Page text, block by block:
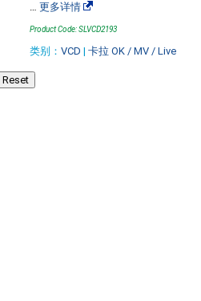
… 更多详情
Product Code: SLVCD2193
类别： VCD | 卡拉 OK / MV / Live